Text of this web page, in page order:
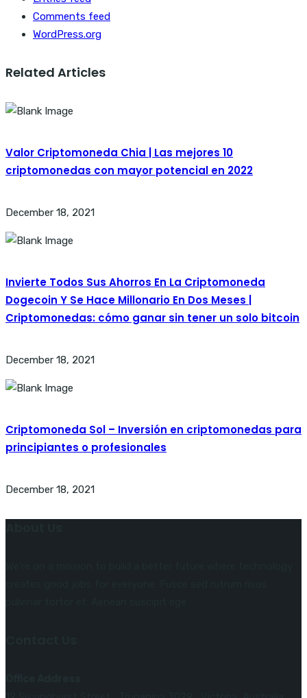
Comments feed
WordPress.org
Related Articles
Valor Criptomoneda Chia | Las mejores 10
criptomonedas con mayor potencial en 2022
December 18, 2021
Invierte Todos Sus Ahorros En La Criptomoneda
Dogecoin Y Se Hace Millonario En Dos Meses |
Criptomonedas: cómo ganar sin tener un solo bitcoin
December 18, 2021
Criptomoneda Sol – Inversión en criptomonedas para
principiantes o profesionales
December 18, 2021